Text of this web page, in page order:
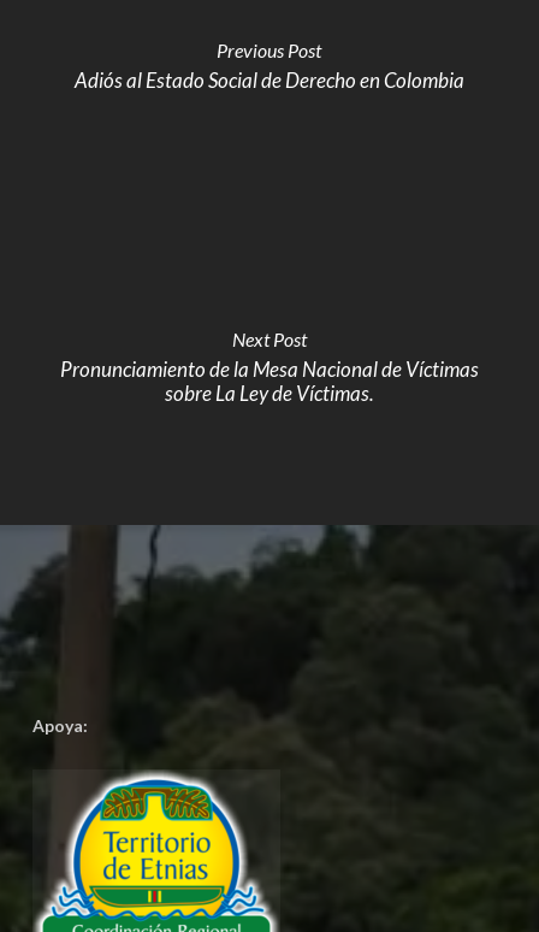
Previous Post
Adiós al Estado Social de Derecho en Colombia
Next Post
Pronunciamiento de la Mesa Nacional de Víctimas
sobre La Ley de Víctimas.
Apoya: